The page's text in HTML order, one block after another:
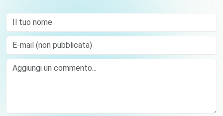
Il tuo nome
E-mail (non pubblicata)
Comment